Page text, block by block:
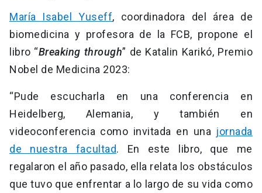
María Isabel Yuseff, coordinadora del área de
biomedicina y profesora de la FCB, propone el
libro “Breaking through” de Katalin Karikó, Premio
Nobel de Medicina 2023:
“Pude escucharla en una conferencia en
Heidelberg, Alemania, y también en
videoconferencia como invitada en una jornada
de nuestra facultad. En este libro, que me
regalaron el año pasado, ella relata los obstáculos
que tuvo que enfrentar a lo largo de su vida como